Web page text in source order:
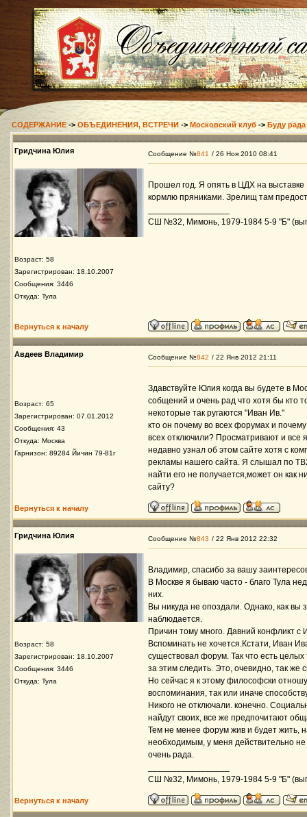
СОДЕРЖАНИЕ ->ОБЪЕДИНЕНИЯ, ВСТРЕЧИ -> Московский клуб -> Буду рада
Гридчина Юлия
Возраст: 58
Зарегистрирован: 18.10.2007
Сообщения: 3446
Откуда: Тула
Сообщение №841 / 26 Ноя 2010 08:41
Прошел год. Я опять в ЦДХ на
кормлю пряниками. Зрелищ там
СШ №32, Мимонь, 1979-1984 5-9 "Б"
Вернуться к началу
Авдеев Владимир
Возраст: 65
Зарегистрирован: 07.01.2012
Сообщения: 43
Откуда: Москва
Гарнизон: 89284 Йичин 79-81г
Сообщение №842 / 22 Янв 2012 21:11
Здавствуйте Юлия когда вы будете в
собщений и очень рад что хотя бы кто
некоторые так ругаются "Иван Ив."
кто он почему во всех форумах и
всех отключили? Просматривают и
недавно узнал об этом сайте хотя с
рекламы нашего сайта. Я слышал по
найти его не получается,может он как
сайту?
Вернуться к началу
Гридчина Юлия
Возраст: 58
Зарегистрирован: 18.10.2007
Сообщения: 3446
Откуда: Тула
Сообщение №843 / 22 Янв 2012 22:32
Владимир, спасибо за вашу
В Москве я бываю часто - благо Тула
них.
Вы никуда не опоздали. Однако, как
наблюдается.
Причин тому много. Давний конфликт
Вспоминать не хочется.Кстати, Иван
существовал форум. Так что есть
за этим следить. Это, очевидно, так
Но сейчас я к этому философски
воспоминания, так или иначе
Никого не отключали. конечно.
найдут своих, все же предпочитают
Тем не менее форум жив и будет жить,
необходимым, у меня действительно не
очень рада.
СШ №32, Мимонь, 1979-1984 5-9 "Б"
Вернуться к началу